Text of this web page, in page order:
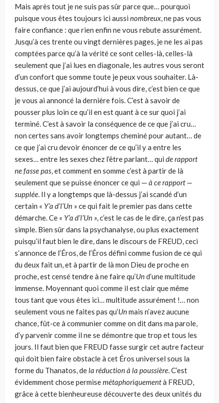
Mais après tout je ne suis pas sûr parce que… pourquoi
puisque vous êtes toujours ici aussi nombreux, ne pas vous
faire confiance : que rien enfin ne vous rebute assurément.
Jusqu’à ces trente ou vingt dernières pages, je ne les ai pas
comptées parce qu’à la vérité ce sont celles-là, celles-là
seulement que j’ai lues en diagonale, les autres vous seront
d’un confort que somme toute je peux vous souhaiter. Là-
dessus, ce que j’ai aujourd’hui à vous dire, c’est bien ce que
je vous ai annoncé la dernière fois. C’est à savoir de
pousser plus loin ce qu’il en est quant à ce sur quoi j’ai
terminé. C’est à savoir la conséquence de ce que j’ai cru…
non certes sans avoir longtemps cheminé pour autant… de
ce que j’ai cru devoir énoncer de ce qu’il y a entre les
sexes… entre les sexes chez l’être parlant… qui de rapport
ne fasse pas, et comment en somme c’est à partir de là
seulement que se puisse énoncer ce qui — à ce rapport —
supplée. Il y a longtemps que là-dessus j’ai scandé d’un
certain « Y’a d’l’Un » ce qui fait le premier pas dans cette
démarche. Ce « Y’a d’l’Un », c’est le cas de le dire, ça n’est pas
simple. Bien sûr dans la psychanalyse, ou plus exactement
puisqu’il faut bien le dire, dans le discours de FREUD, ceci
s’annonce de l’Éros, de l’Éros défini comme fusion de ce qui
du deux fait un, et à partir de là mon Dieu de proche en
proche, est censé tendre à ne faire qu’Und’une multitude
immense. Moyennant quoi comme il est clair que même
tous tant que vous êtes ici… multitude assurément !… non
seulement vous ne faites pas qu’Unmais n’avez aucune
chance, fût-ce à communier comme on dit dans ma parole,
d’y parvenir comme il ne se démontre que trop et tous les
jours. Il faut bien que FREUD fasse surgir cet autre facteur
qui doit bien faire obstacle à cet Éros universel sous la
forme du Thanatos, dela réduction à la poussière. C’est
évidemment chose permisemétaphoriquementà FREUD,
grâce à cette bienheureuse découverte des deux unités du